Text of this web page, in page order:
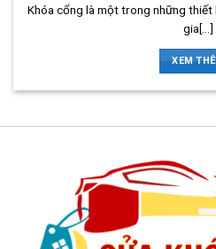
Khóa cổng là một trong những
gia[...]
XEM